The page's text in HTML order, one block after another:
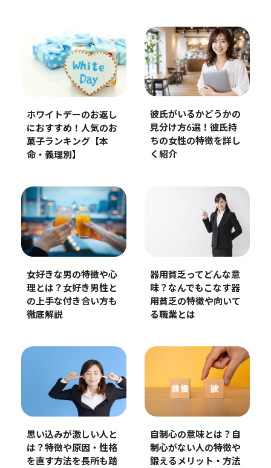
ホワイトデーのお返し
におすすめ！人気のお
菓子ランキング【本
命・義理別】
彼氏がいるかどうかの
見分け方6選！彼氏持
ちの女性の特徴を詳し
く紹介
女好きな男の特徴や心
理とは？女好き男性と
の上手な付き合い方も
徹底解説
器用貧乏ってどんな意
味？なんでもこなす器
用貧乏の特徴や向いて
る職業とは
思い込みが激しい人と
は？特徴や原因・性格
を直す方法を長所も踏
自制心の意味とは？自
制心がない人の特徴や
鍛えるメリット・方法